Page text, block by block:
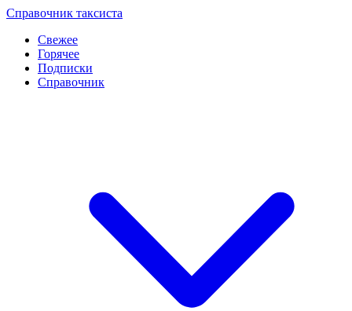
Перейти
контенту
Справочник таксиста
Свежее
Горячее
Подписки
Справочник